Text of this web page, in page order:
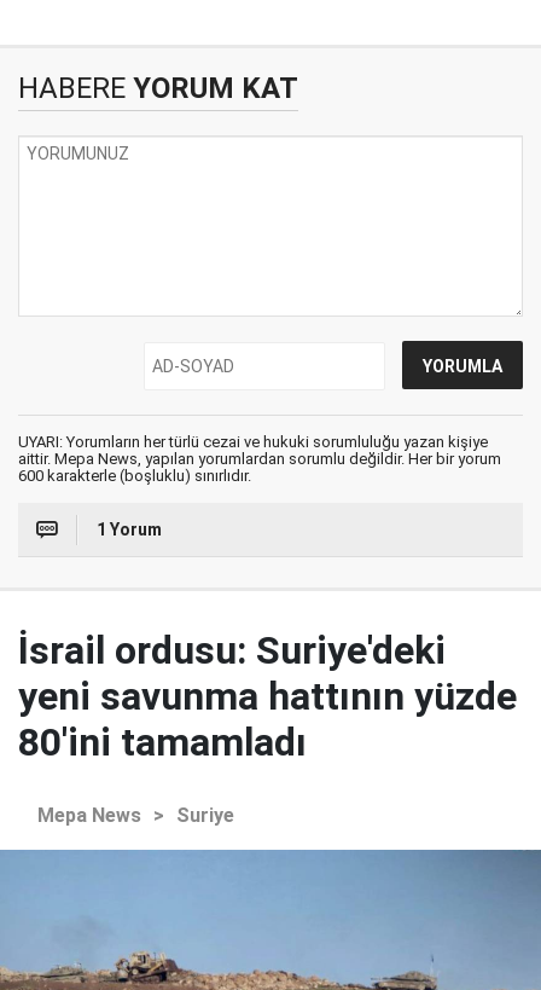
HABERE YORUM KAT
UYARI: Yorumların her türlü cezai ve hukuki sorumluluğu yazan kişiye
aittir. Mepa News, yapılan yorumlardan sorumlu değildir. Her bir yorum
600 karakterle (boşluklu) sınırlıdır.
1 Yorum
İsrail ordusu: Suriye'deki
yeni savunma hattının yüzde
80'ini tamamladı
Mepa News > Suriye